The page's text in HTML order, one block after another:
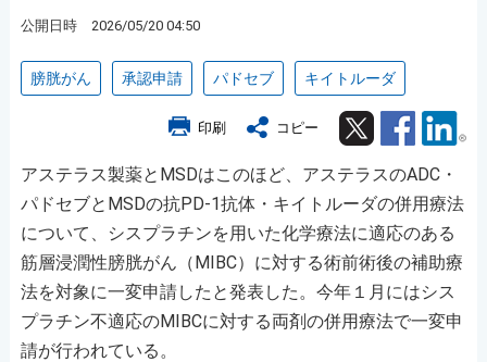
公開日時 2026/05/20 04:50
膀胱がん 承認申請 パドセブ キイトルーダ
印刷 コピー Twitter Facebook
アステラス製薬とMSDはこのほど、アステラスのADC・
パドセブとMSDの抗PD-1抗体・キイトルーダの併用療法
について、シスプラチンを用いた化学療法に適応のある
筋層浸潤性膀胱がん（MIBC）に対する術前術後の補助療
法を対象に一変申請したと発表した。今年１月にはシス
プラチン不適応のMIBCに対する両剤の併用療法で一変申
請が行われている。